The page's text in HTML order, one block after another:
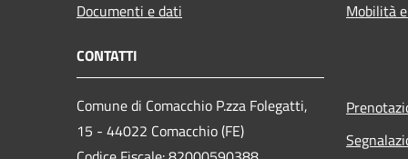
Documenti e dati
Mobilità
CONTATTI
Comune di Comacchio P.zza Folegatti,
15 - 44022 Comacchio (FE)